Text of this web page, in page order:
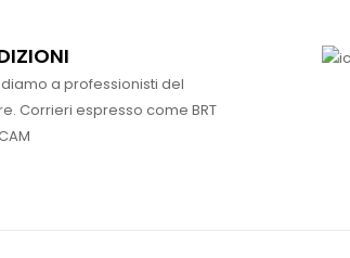
a professionisti del
Corrieri espresso come BRT